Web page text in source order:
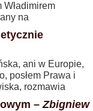
na
ani w Europie,
posłem Prawa i
rozmawia
–Zbigniew